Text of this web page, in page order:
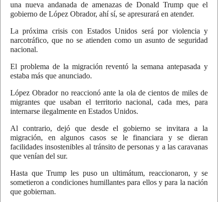
una nueva andanada de amenazas de Donald Trump que el
gobierno de López Obrador, ahí sí, se apresurará en atender.
La próxima crisis con Estados Unidos será por violencia y
narcotráfico, que no se atienden como un asunto de seguridad
nacional.
El problema de la migración reventó la semana antepasada y
estaba más que anunciado.
López Obrador no reaccionó ante la ola de cientos de miles de
migrantes que usaban el territorio nacional, cada mes, para
internarse ilegalmente en Estados Unidos.
Al contrario, dejó que desde el gobierno se invitara a la
migración, en algunos casos se le financiara y se dieran
facilidades insostenibles al tránsito de personas y a las caravanas
que venían del sur.
Hasta que Trump les puso un ultimátum, reaccionaron, y se
sometieron a condiciones humillantes para ellos y para la nación
que gobiernan.